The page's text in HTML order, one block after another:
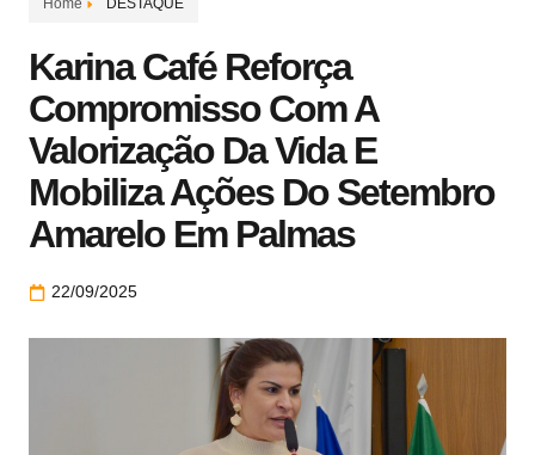
Home DESTAQUE
Karina Café Reforça
Compromisso Com A
Valorização Da Vida E
Mobiliza Ações Do Setembro
Amarelo Em Palmas
22/09/2025